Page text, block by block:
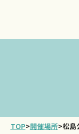
TOP>開催場所>松島